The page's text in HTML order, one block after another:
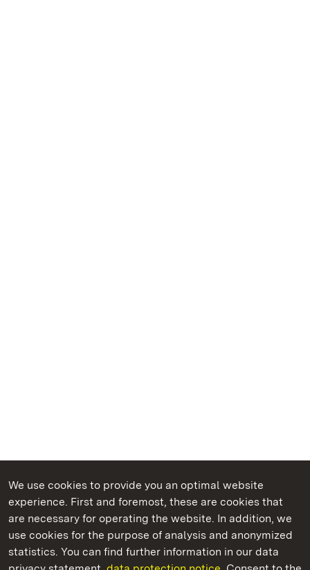
We use cookies to provide you an optimal website
experience. First and foremost, these are cookies that
are necessary for operating the website. In addition, we
use cookies for the purpose of analysis and anonymized
statistics. You can find further information in our data
State Palaces and Gardens of Baden-Wuerttemberg